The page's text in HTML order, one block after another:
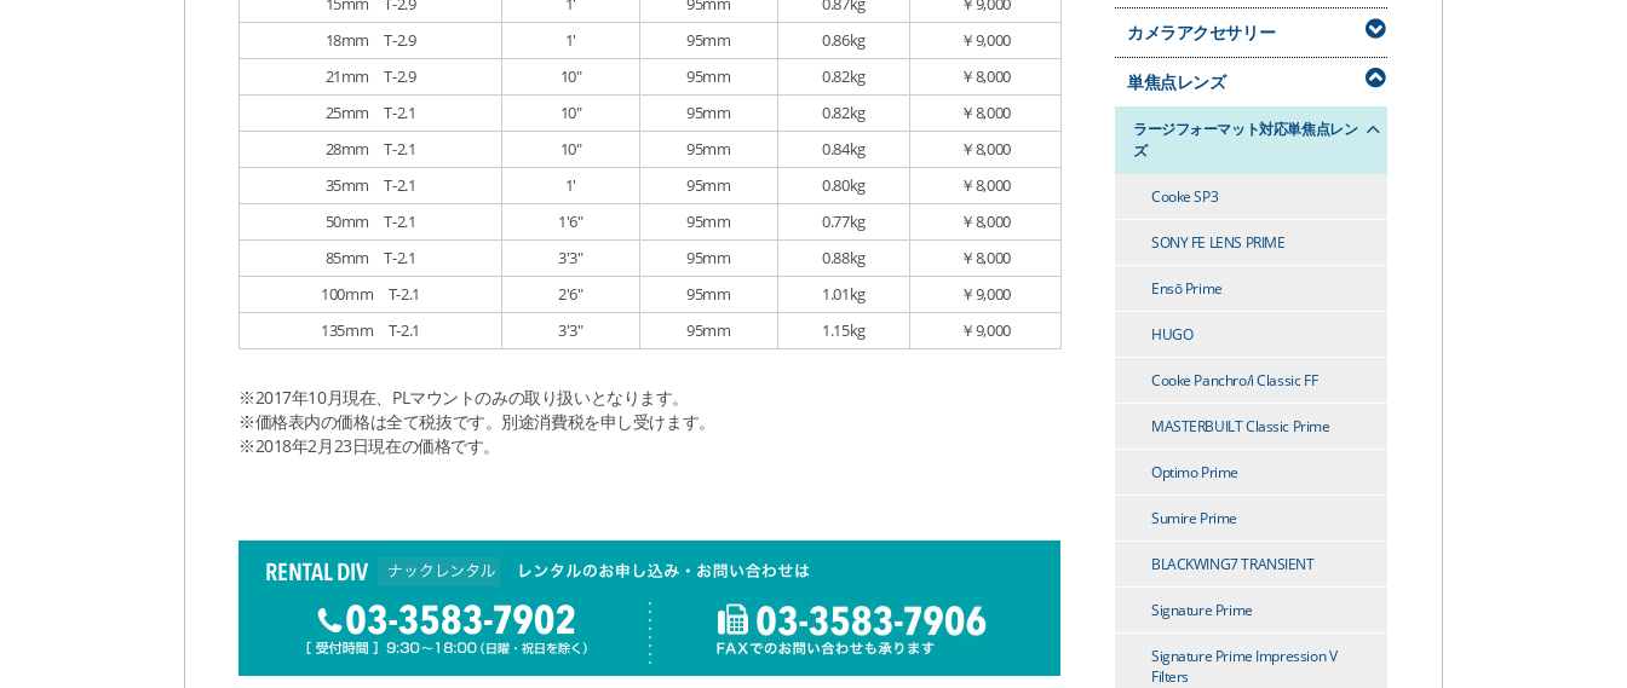
18mm T-2.9
1' 95mm 0.86kg
￥9,000
21mm T-2.9
10" 95mm 0.82kg
￥8,000
25mm T-2.1
10" 95mm 0.82kg
￥8,000
28mm T-2.1
10" 95mm 0.84kg
￥8,000
35mm T-2.1
1' 95mm 0.80kg
￥8,000
50mm T-2.1
1'6" 95mm 0.77kg
￥8,000
85mm T-2.1
3'3" 95mm 0.88kg
￥8,000
100mm T-2.1
2'6" 95mm 1.01kg
￥9,000
135mm T-2.1
3'3" 95mm 1.15kg ￥9,000
※2017年10月現在、PLマウントのみの取り扱いとなります。
※価格表内の価格は全て税抜です。別途消費税を申し受けます。
※2018年2月23日現在の価格です。
カメラアクセサリー
単焦点レンズ
ラージフォーマット対応単焦点レン
ズ
Cooke SP3
SONY FE LENS PRIME
Ensō Prime
HUGO
Cooke Panchro/i Classic FF
MASTERBUILT Classic Prime
Optimo Prime
Sumire Prime
BLACKWING7 TRANSIENT
Signature Prime
Signature Prime Impression V
Filters